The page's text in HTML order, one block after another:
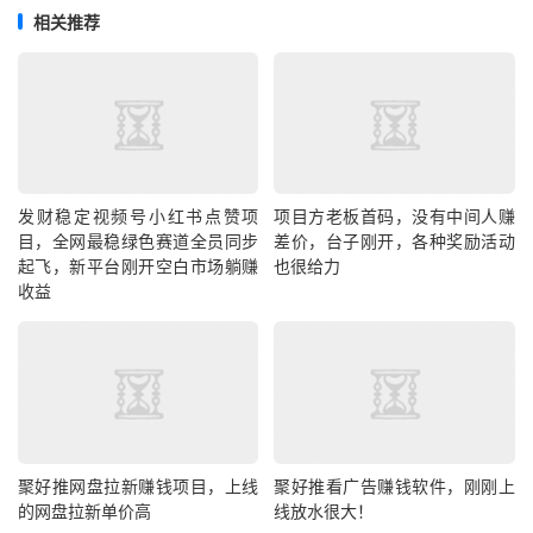
相关推荐
发财稳定视频号小红书点赞项
目，全网最稳绿色赛道全员同步
起飞，新平台刚开空白市场躺赚
收益
项目方老板首码，没有中间人赚
差价，台子刚开，各种奖励活动
也很给力
聚好推网盘拉新赚钱项目，上线
的网盘拉新单价高
聚好推看广告赚钱软件，刚刚上
线放水很大！